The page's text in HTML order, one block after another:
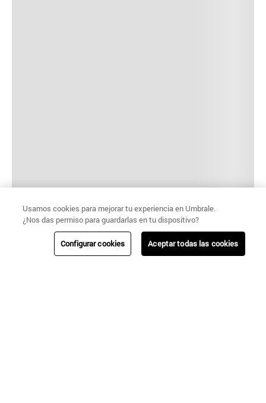
Usamos cookies para mejorar tu experiencia en Umbrale.
¿Nos das permiso para guardarlas en tu dispositivo?
Configurar cookies Aceptar todas las cookies